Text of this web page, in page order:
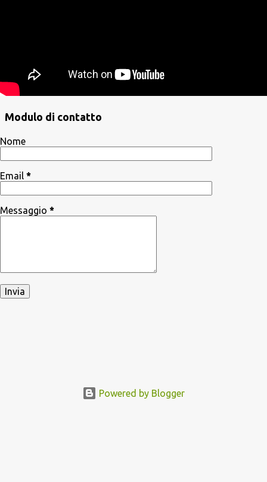
Modulo di contatto
Nome
Email *
Messaggio *
Powered by Blogger